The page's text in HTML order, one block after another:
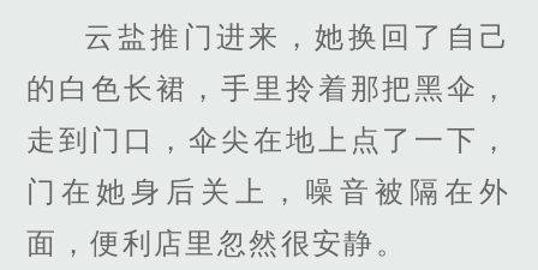
云盐推门进来，她换回了自己
的白色长裙，手里拎着那把黑伞，
走到门口，伞尖在地上点了一下，
门在她身后关上，噪音被隔在外
面，便利店里忽然很安静。